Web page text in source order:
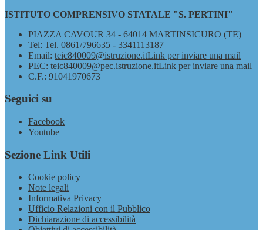
ISTITUTO COMPRENSIVO STATALE "S. PERTINI"
PIAZZA CAVOUR 34 - 64014 MARTINSICURO (TE)
Tel: Tel. 0861/796635 - 3341113187
Email: teic840009@istruzione.itLink per inviare una mail
PEC: teic840009@pec.istruzione.itLink per inviare una mail
C.F.: 91041970673
Seguici su
Facebook
Youtube
Sezione Link Utili
Cookie policy
Note legali
Informativa Privacy
Ufficio Relazioni con il Pubblico
Dichiarazione di accessibilità